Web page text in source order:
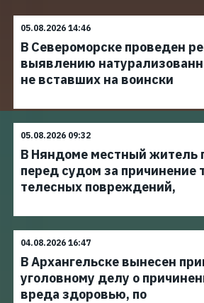
05.08.2026 14:46
В Североморске проведен
выявлению
не вставших на воински
05.08.2026 09:32
В Няндоме местный житель
перед судом за причинение
телесных повреждений,
04.08.2026 16:47
В Архангельске вынесен
уголовному делу о
вреда здоровью, по